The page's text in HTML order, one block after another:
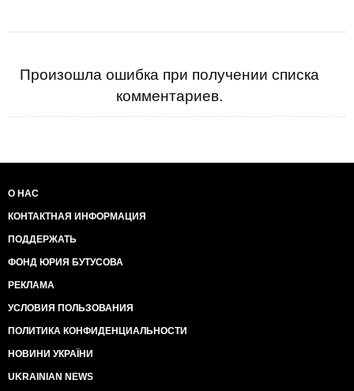
Произошла ошибка при получении списка
комментариев.
О НАС
КОНТАКТНАЯ ИНФОРМАЦИЯ
ПОДДЕРЖАТЬ
ФОНД ЮРИЯ БУТУСОВА
РЕКЛАМА
УСЛОВИЯ ПОЛЬЗОВАНИЯ
ПОЛИТИКА КОНФИДЕНЦИАЛЬНОСТИ
НОВИНИ УКРАЇНИ
UKRAINIAN NEWS